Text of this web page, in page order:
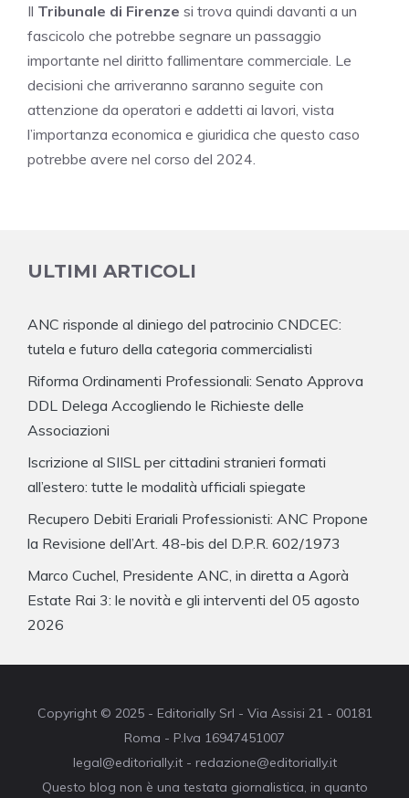
Il Tribunale di Firenze si trova quindi davanti a un
fascicolo che potrebbe segnare un passaggio
importante nel diritto fallimentare commerciale. Le
decisioni che arriveranno saranno seguite con
attenzione da operatori e addetti ai lavori, vista
l’importanza economica e giuridica che questo caso
potrebbe avere nel corso del 2024.
ULTIMI ARTICOLI
ANC risponde al diniego del patrocinio CNDCEC:
tutela e futuro della categoria commercialisti
Riforma Ordinamenti Professionali: Senato Approva
DDL Delega Accogliendo le Richieste delle
Associazioni
Iscrizione al SIISL per cittadini stranieri formati
all’estero: tutte le modalità ufficiali spiegate
Recupero Debiti Erariali Professionisti: ANC Propone
la Revisione dell’Art. 48-bis del D.P.R. 602/1973
Marco Cuchel, Presidente ANC, in diretta a Agorà
Estate Rai 3: le novità e gli interventi del 05 agosto
2026
Copyright © 2025 - Editorially Srl - Via Assisi 21 - 00181
Roma - P.Iva 16947451007
legal@editorially.it - redazione@editorially.it
Questo blog non è una testata giornalistica, in quanto